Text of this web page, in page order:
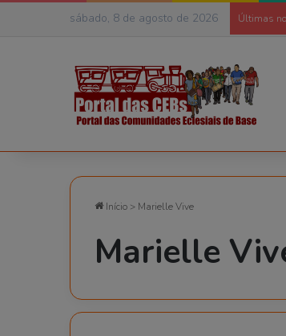
sábado, 8 de agosto de 2026 Últimas
Início > Marielle Vive
Marielle